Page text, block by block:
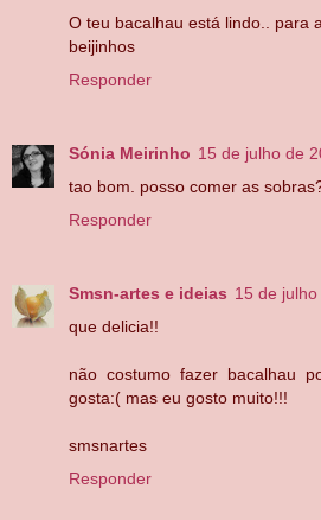
O teu bacalhau está lindo.. para
beijinhos
Responder
Sónia Meirinho 15 de julho de
tao bom. posso comer as
Responder
Smsn-artes e ideias 15 de
que delicia!!
não costumo fazer bacalhau
gosta:( mas eu gosto muito!!!
smsnartes
Responder